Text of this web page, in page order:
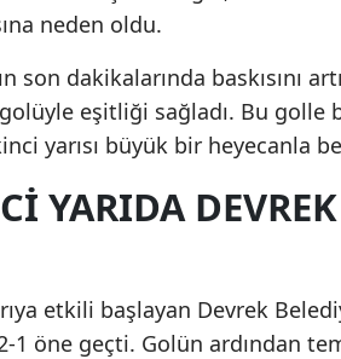
neden oldu.
son dakikalarında baskısını
golüyle eşitliği sağladı. Bu
yarısı büyük bir heyecanla
YARIDA
etkili başlayan Devrek
1 öne geçti. Golün ardından